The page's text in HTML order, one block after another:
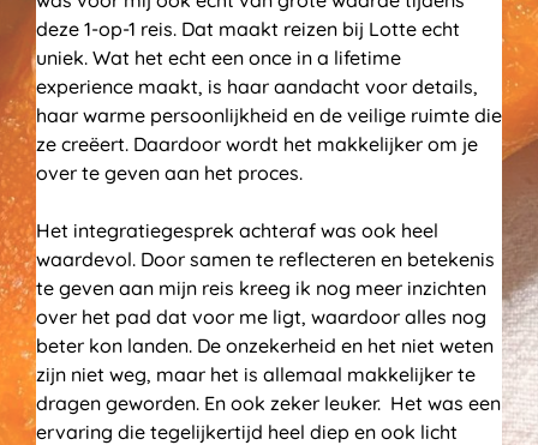
deze 1-op-1 reis. Dat maakt reizen bij Lotte echt
uniek. Wat het echt een once in a lifetime
experience maakt, is haar aandacht voor details,
haar warme persoonlijkheid en de veilige ruimte die
ze creëert. Daardoor wordt het makkelijker om je
over te geven aan het proces.
Het integratiegesprek achteraf was ook heel
waardevol. Door samen te reflecteren en betekenis
te geven aan mijn reis kreeg ik nog meer inzichten
over het pad dat voor me ligt, waardoor alles nog
beter kon landen. De onzekerheid en het niet weten
zijn niet weg, maar het is allemaal makkelijker te
dragen geworden. En ook zeker leuker. Het was een
ervaring die tegelijkertijd heel diep en ook licht